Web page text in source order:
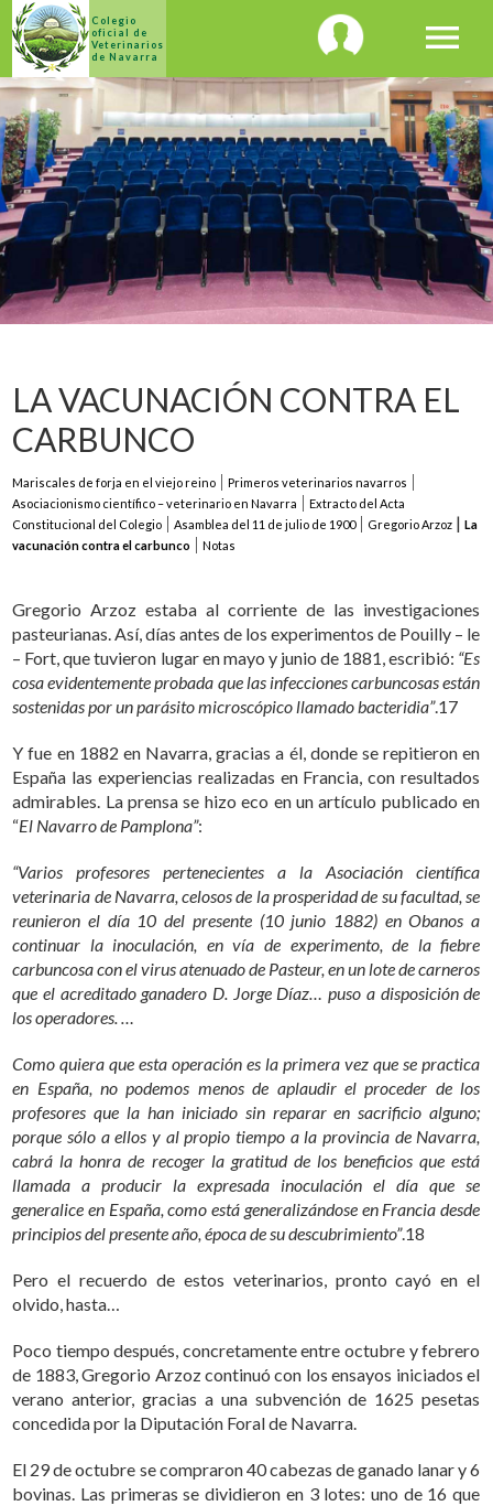
Colegio
oficial de
Veterinarios
de Navarra
menu
LA VACUNACIÓN CONTRA EL
CARBUNCO
Mariscales de forja en el viejo reino
Primeros veterinarios navarros
Asociacionismo científico – veterinario en Navarra
Extracto del Acta
Constitucional del Colegio
Asamblea del 11 de julio de 1900 Gregorio Arzoz
La
vacunación contra el carbunco
Notas
Gregorio Arzoz estaba al corriente de las investigaciones
pasteurianas. Así, días antes de los experimentos de Pouilly – le
– Fort, que tuvieron lugar en mayo y junio de 1881, escribió: “Es
cosa evidentemente probada que las infecciones carbuncosas están
sostenidas por un parásito microscópico llamado bacteridia”.17
Y fue en 1882 en Navarra, gracias a él, donde se repitieron en
España las experiencias realizadas en Francia, con resultados
admirables. La prensa se hizo eco en un artículo publicado en
“El Navarro de Pamplona”:
“Varios profesores pertenecientes a la Asociación científica
veterinaria de Navarra, celosos de la prosperidad de su facultad, se
reunieron el día 10 del presente (10 junio 1882) en Obanos a
continuar la inoculación, en vía de experimento, de la fiebre
carbuncosa con el virus atenuado de Pasteur, en un lote de carneros
que el acreditado ganadero D. Jorge Díaz… puso a disposición de
los operadores. …
Como quiera que esta operación es la primera vez que se practica
en España, no podemos menos de aplaudir el proceder de los
profesores que la han iniciado sin reparar en sacrificio alguno;
porque sólo a ellos y al propio tiempo a la provincia de Navarra,
cabrá la honra de recoger la gratitud de los beneficios que está
llamada a producir la expresada inoculación el día que se
generalice en España, como está generalizándose en Francia desde
principios del presente año, época de su descubrimiento”.18
Pero el recuerdo de estos veterinarios, pronto cayó en el
olvido, hasta…
Poco tiempo después, concretamente entre octubre y febrero
de 1883, Gregorio Arzoz continuó con los ensayos iniciados el
verano anterior, gracias a una subvención de 1625 pesetas
concedida por la Diputación Foral de Navarra.
El 29 de octubre se compraron 40 cabezas de ganado lanar y 6
bovinas. Las primeras se dividieron en 3 lotes: uno de 16 que